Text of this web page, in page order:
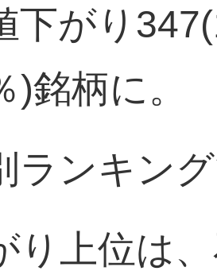
下がり
)銘柄に。
ランキン
り上位は